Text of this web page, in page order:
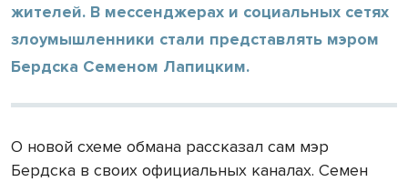
жителей. В мессенджерах и социальных сетях
злоумышленники стали представлять мэром
Бердска Семеном Лапицким.
О новой схеме обмана рассказал сам мэр
Бердска в своих официальных каналах. Семен